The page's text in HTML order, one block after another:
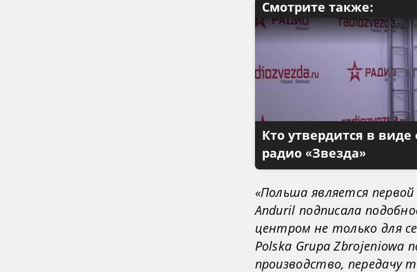
Смотрите также:
Кто утвердится в
радио «Звезда»
«Польша является
Anduril подписала
центром не только для
Polska Grupa Zbrojeniowa
производство, передачу